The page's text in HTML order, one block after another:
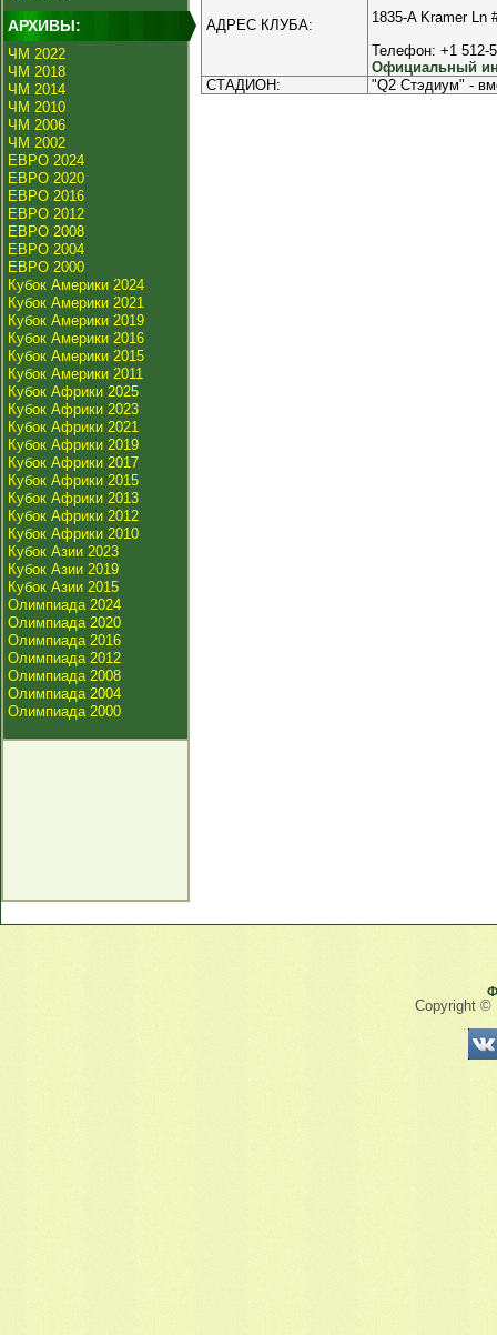
АРХИВЫ:
ЧМ 2022
ЧМ 2018
ЧМ 2014
ЧМ 2010
ЧМ 2006
ЧМ 2002
ЕВРО 2024
ЕВРО 2020
ЕВРО 2016
ЕВРО 2012
ЕВРО 2008
ЕВРО 2004
ЕВРО 2000
Кубок Америки 2024
Кубок Америки 2021
Кубок Америки 2019
Кубок Америки 2016
Кубок Америки 2015
Кубок Америки 2011
Кубок Африки 2025
Кубок Африки 2023
Кубок Африки 2021
Кубок Африки 2019
Кубок Африки 2017
Кубок Африки 2015
Кубок Африки 2013
Кубок Африки 2012
Кубок Африки 2010
Кубок Азии 2023
Кубок Азии 2019
Кубок Азии 2015
Олимпиада 2024
Олимпиада 2020
Олимпиада 2016
Олимпиада 2012
Олимпиада 2008
Олимпиада 2004
Олимпиада 2000
АДРЕС КЛУБА:
1835-A Kramer
Телефон: +1 512-
Официальный
СТАДИОН:
"Q2 Стэдиум" -
Copyright ©